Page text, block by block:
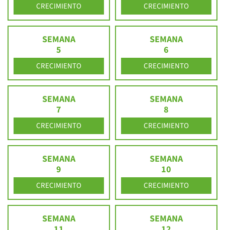
CRECIMIENTO CRECIMIENTO
SEMANA
5
CRECIMIENTO
SEMANA
6
CRECIMIENTO
SEMANA
7
CRECIMIENTO
SEMANA
8
CRECIMIENTO
SEMANA
9
CRECIMIENTO
SEMANA
10
CRECIMIENTO
SEMANA
SEMANA